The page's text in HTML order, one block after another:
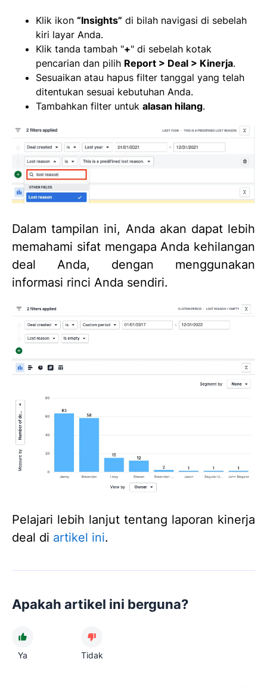
Klik ikon “Insights” di bilah navigasi di sebelah
kiri layar Anda.
Klik tanda tambah "+" di sebelah kotak
pencarian dan pilih Report > Deal > Kinerja.
Sesuaikan atau hapus filter tanggal yang telah
ditentukan sesuai kebutuhan Anda.
Tambahkan filter untuk alasan hilang.
Dalam tampilan ini, Anda akan dapat lebih
memahami sifat mengapa Anda kehilangan
deal Anda, dengan menggunakan
informasi rinci Anda sendiri.
Pelajari lebih lanjut tentang laporan kinerja
deal di artikel ini.
Apakah artikel ini berguna?
Ya Tidak